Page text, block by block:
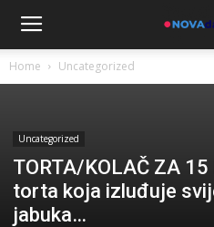
Home Uncategorized
Uncategorized
TORTA/KOLAČ ZA
torta koja izluđuje
jabuka…